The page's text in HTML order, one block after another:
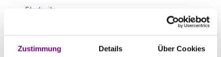
Zustimmung Details Über Cookies
Startseite